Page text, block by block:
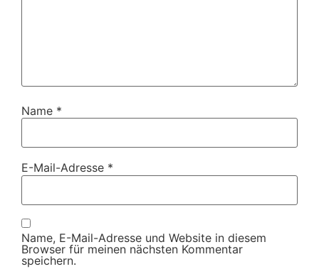
Name *
E-Mail-Adresse *
Name, E-Mail-Adresse und Website in diesem
Browser für meinen nächsten Kommentar
speichern.